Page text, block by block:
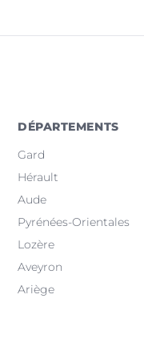
DÉPARTEMENTS
Gard
Hérault
Aude
Pyrénées-Orientales
Lozère
Aveyron
Ariège